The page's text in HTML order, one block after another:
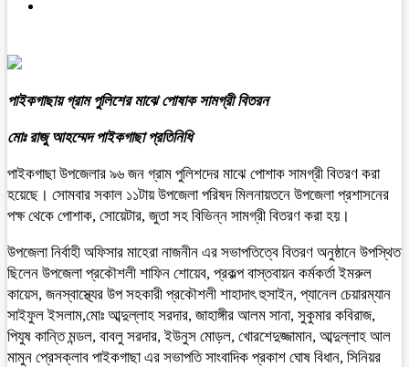
পাইকগাছায় গ্রাম পুলিশের মাঝে পোষাক সামগ্রী বিতরন
মোঃ রাজু আহম্মেদ পাইকগাছা প্রতিনিধি
পাইকগাছা উপজেলার ৯৬ জন গ্রাম পুলিশদের মাঝে পোশাক সামগ্রী বিতরণ করা
হয়েছে। সোমবার সকাল ১১টায় উপজেলা পরিষদ মিলনায়তনে উপজেলা প্রশাসনের
পক্ষ থেকে পোশাক, সোয়েটার, জুতা সহ বিভিন্ন সামগ্রী বিতরণ করা হয়।
উপজেলা নির্বাহী অফিসার মাহেরা নাজনীন এর সভাপতিত্বে বিতরণ অনুষ্ঠানে উপস্থিত
ছিলেন উপজেলা প্রকৌশলী শাফিন শোয়েব, প্রকল্প বাস্তবায়ন কর্মকর্তা ইমরুল
কায়েস, জনস্বাস্থ্যের উপ সহকারী প্রকৌশলী শাহাদাৎ হুসাইন, প্যানেল চেয়ারম্যান
সাইফুল ইসলাম,মোঃ আব্দুল্লাহ সরদার, জাহাঙ্গীর আলম সানা, সুকুমার কবিরাজ,
পিযুষ কান্তি মন্ডল, বাবলু সরদার, ইউনুস মোড়ল, খোরশেদুজ্জামান, আব্দুল্লাহ আল
মামুন প্রেসক্লাব পাইকগাছা এর সভাপতি সাংবাদিক প্রকাশ ঘোষ বিধান, সিনিয়র